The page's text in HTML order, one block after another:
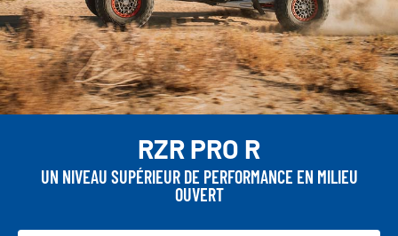
RZR PRO R
UN NIVEAU SUPÉRIEUR DE PERFORMANCE EN MILIEU
OUVERT